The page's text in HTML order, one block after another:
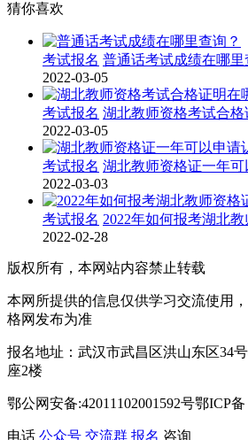
猜你喜欢
考试报名 普通话考试成绩在哪里
2022-03-05
考试报名 湖北教师资格考试合
2022-03-05
考试报名 湖北教师资格证一年可
2022-03-03
考试报名 2022年如何报考湖北教
2022-02-28
版权所有，本网站内容禁止转载
本网所提供的信息仅供学习交流使用
格网发布为准
报名地址：武汉市武昌区洪山东区34
座2楼
鄂公网安备:42011102001592号鄂ICP备
电话 公众号 交流群 报名 咨询